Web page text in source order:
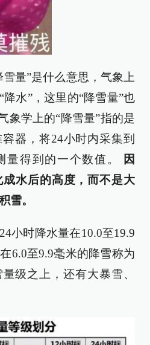
量”是什么意思，气象上
水”，这里的“降雪量”也
象学上的“降雪量”指的是
器，将24小时内采集到
得到的一个数值。
因
水后的高度，而不是大
雪。
小时降水量在10.0至19.9
6.0至9.9毫米的降雪称为
级之上，还有大暴雪、